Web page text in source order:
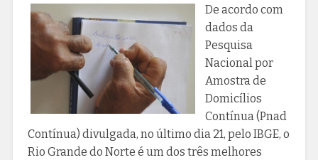
De acordo com
dados da
Pesquisa
Nacional por
Amostra de
Domicílios
Contínua (Pnad
Contínua) divulgada, no último dia 21, pelo IBGE, o
Rio Grande do Norte é um dos três melhores